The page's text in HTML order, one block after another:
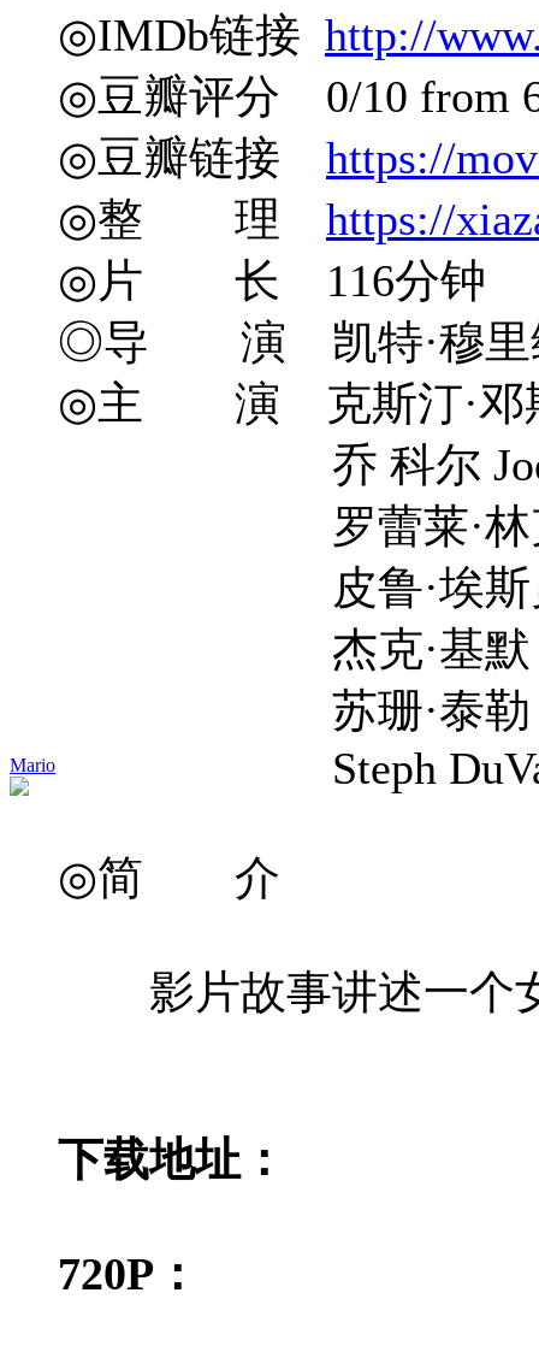
Mario
◎IMDb链接 http://
◎豆瓣评分 0/10 from 6
◎豆瓣链接 https://
◎整 理 https://
◎片 长 116分钟
◎导 演 凯特·穆里维
◎主 演 克斯汀·邓斯
乔 科尔 Joe
罗蕾莱·林克莱
皮鲁·埃斯贝克
杰克·基默
苏珊·泰勒
Steph
◎简 介
影片故事讲述一个女
下载地址：
720P：